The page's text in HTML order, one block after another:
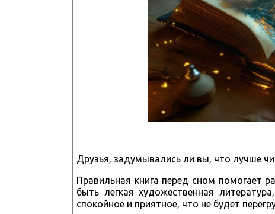
Друзья, задумывались ли вы, что лучше
Правильная книга перед сном помогает
быть легкая художественная
спокойное и приятное, что не будет